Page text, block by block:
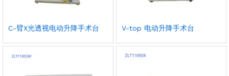
C-臂X光透视电动升降手术台 V-top 电动升降手术台